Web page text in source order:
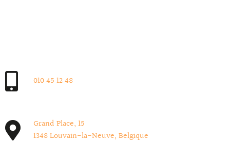
010 45 12 48
Grand Place, 15
1348 Louvain-la-Neuve, Belgique